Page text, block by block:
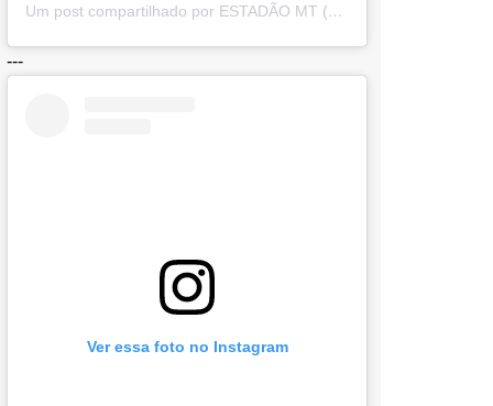
Um post compartilhado por ESTADÃO MT (@estadaomt)
---
Ver essa foto no Instagram